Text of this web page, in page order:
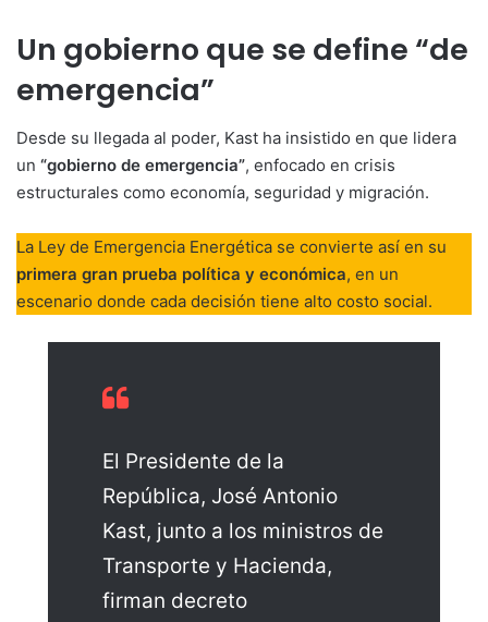
Un gobierno que se define “de
emergencia”
Desde su llegada al poder, Kast ha insistido en que lidera
un “gobierno de emergencia”, enfocado en crisis
estructurales como economía, seguridad y migración.
La Ley de Emergencia Energética se convierte así en su
primera gran prueba política y económica, en un
escenario donde cada decisión tiene alto costo social.
El Presidente de la
República, José Antonio
Kast, junto a los ministros de
Transporte y Hacienda,
firman decreto